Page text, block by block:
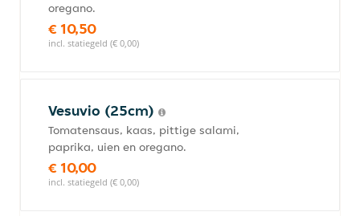
oregano.
€ 10,50
incl. statiegeld (€ 0,00)
Vesuvio (25cm)
Tomatensaus, kaas, pittige salami,
paprika, uien en oregano.
€ 10,00
incl. statiegeld (€ 0,00)